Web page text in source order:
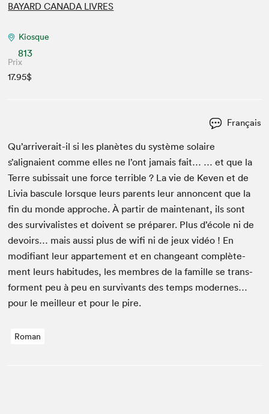
BAYARD CANADA LIVRES
Kiosque
813
Prix
17.95$
Français
Qu’arriverait-il si les planètes du sys­tème solaire
s’alignaient comme elles ne l’ont jamais fait… … et que la
Terre subis­sait une force ter­ri­ble ? La vie de Keven et de
Livia bas­cule lorsque leurs par­ents leur annon­cent que la
fin du monde approche. À par­tir de main­tenant, ils sont
des sur­vival­istes et doivent se pré­par­er. Plus d’école ni de
devoirs… mais aus­si plus de wifi ni de jeux vidéo ! En
mod­i­fi­ant leur apparte­ment et en changeant com­plète­
ment leurs habi­tudes, les mem­bres de la famille se trans­
for­ment peu à peu en sur­vivants des temps mod­ernes…
pour le meilleur et pour le pire.
Roman